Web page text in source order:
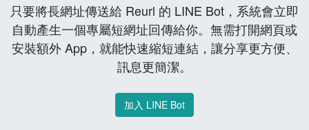
只要將長網址傳送給 Reurl 的 LINE Bot，系統會立即
自動產生一個專屬短網址回傳給你。無需打開網頁或
安裝額外 App，就能快速縮短連結，讓分享更方便、
訊息更簡潔。
加入 LINE Bot